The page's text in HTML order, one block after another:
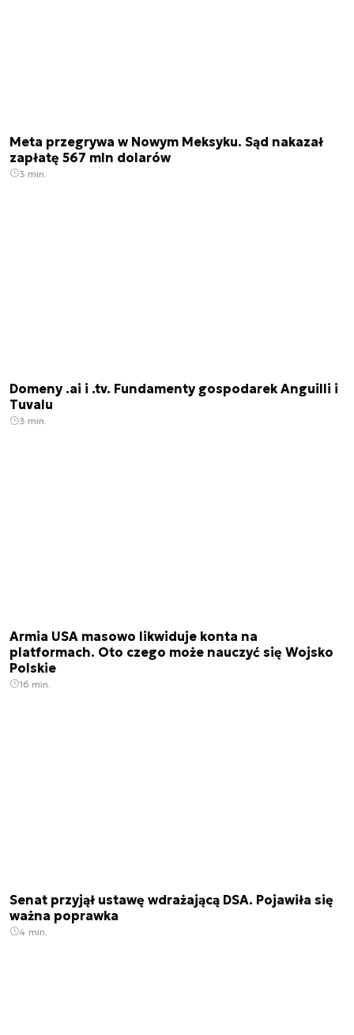
Meta przegrywa w Nowym Meksyku. Sąd nakazał
zapłatę 567 mln dolarów
3 min.
Domeny .ai i .tv. Fundamenty gospodarek Anguilli i
Tuvalu
3 min.
Armia USA masowo likwiduje konta na
platformach. Oto czego może nauczyć się Wojsko
Polskie
16 min.
Senat przyjął ustawę wdrażającą DSA. Pojawiła się
ważna poprawka
4 min.